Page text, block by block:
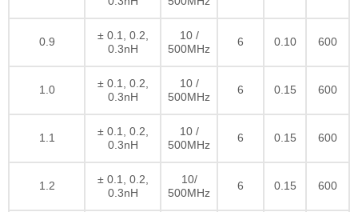
0.9
± 0.1, 0.2,
0.3nH
10 /
500MHz
6 0.10 600
1.0
± 0.1, 0.2,
0.3nH
10 /
500MHz
6 0.15 600
1.1
± 0.1, 0.2,
0.3nH
10 /
500MHz
6 0.15 600
1.2
± 0.1, 0.2,
0.3nH
10/
500MHz
6 0.15 600